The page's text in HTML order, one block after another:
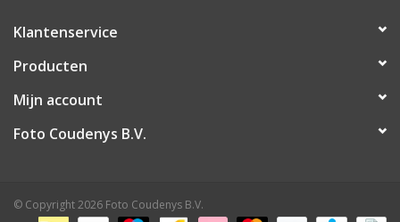
Klantenservice
Producten
Mijn account
Foto Coudenys B.V.
© Copyright 2026 Foto Coudenys B.V.